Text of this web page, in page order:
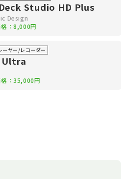
Studio HD Plus
Design
：8,000円
ーヤー/レコーダー
Ultra
格：35,000円